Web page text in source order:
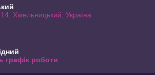
Хмельницький, Україна
графік роботи